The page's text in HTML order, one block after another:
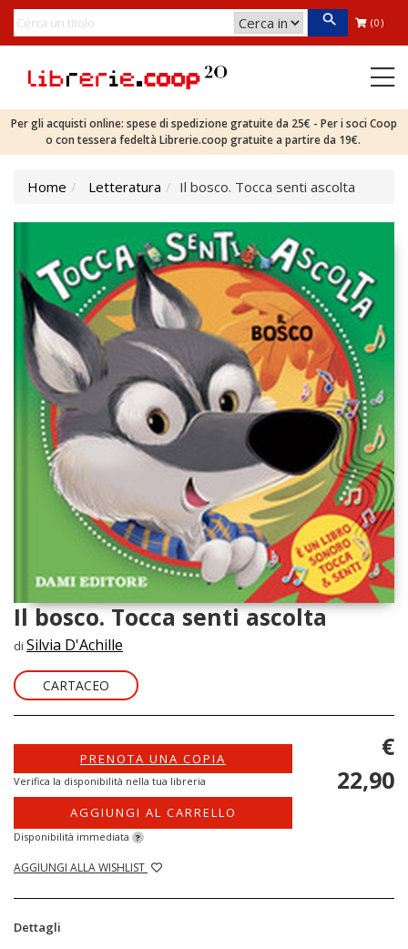
(0)
Per gli acquisti online: spese di spedizione gratuite da 25€ - Per i soci Coop
o con tessera fedeltà Librerie.coop gratuite a partire da 19€.
Home Letteratura Il bosco. Tocca senti ascolta
Il bosco. Tocca senti ascolta
di Silvia D'Achille
CARTACEO
PRENOTA UNA COPIA
Verifica la disponibilità nella tua libreria
AGGIUNGI AL CARRELLO
Disponibilità immediata ?
AGGIUNGI ALLA WISHLIST
€
22,90
Dettagli